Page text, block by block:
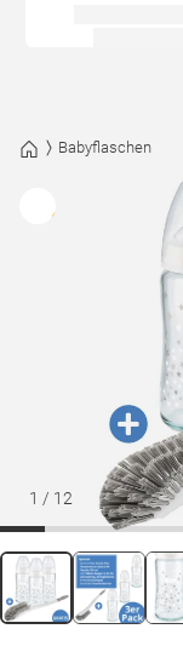
Babyflaschen
1 / 12